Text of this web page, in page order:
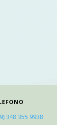
348 355 9938